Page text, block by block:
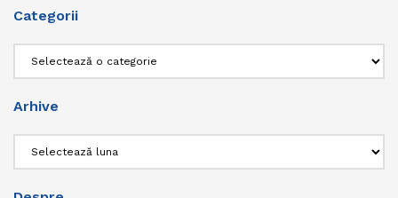
Categorii
Arhive